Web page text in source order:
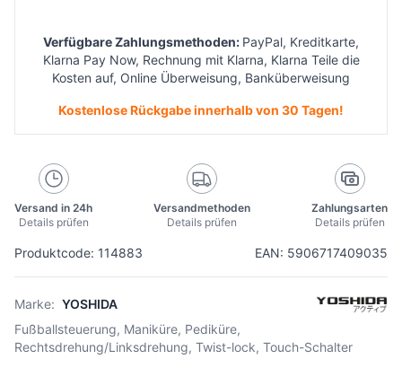
Produktcode: 114883 EAN: 5906717409035
Marke: YOSHIDA
Fußballsteuerung, Maniküre, Pediküre,
Rechtsdrehung/Linksdrehung, Twist-lock, Touch-Schalter
Verfügbare Zahlungsmethoden: PayPal, Kreditkarte,
Klarna Pay Now, Rechnung mit Klarna, Klarna Teile die
Kosten auf, Online Überweisung, Banküberweisung
Kostenlose Rückgabe innerhalb von 30 Tagen!
Versand in 24h
Details prüfen
Versandmethoden
Details prüfen
Zahlungsarten
Details prüfen